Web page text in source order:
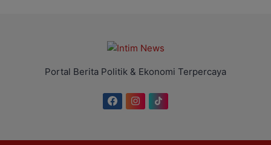
Portal Berita Politik & Ekonomi Terpercaya